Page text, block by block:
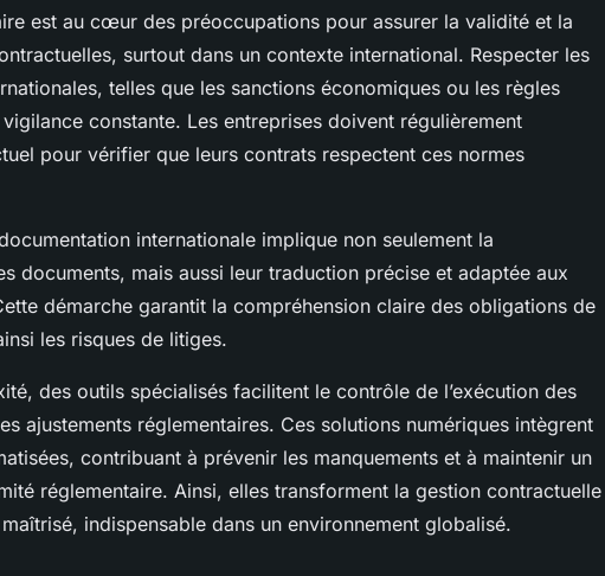
est au cœur des préoccupations pour assurer la validité et la
surtout dans un contexte international. Respecter les
telles que les sanctions économiques ou les règles
constante. Les entreprises doivent régulièrement
pour vérifier que leurs contrats respectent ces normes
internationale implique non seulement la
documents, mais aussi leur traduction précise et adaptée aux
démarche garantit la compréhension claire des obligations de
les risques de litiges.
des outils spécialisés facilitent le contrôle de l’exécution des
ajustements réglementaires. Ces solutions numériques intègrent
contribuant à prévenir les manquements et à maintenir un
réglementaire. Ainsi, elles transforment la gestion contractuelle
indispensable dans un environnement globalisé.